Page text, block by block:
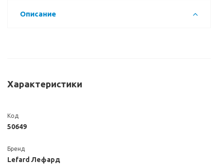
Описание
Характеристики
Код
50649
Бренд
Lefard Лефард